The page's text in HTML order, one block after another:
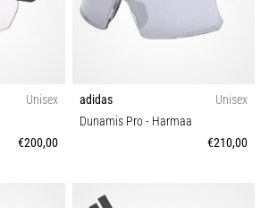
Unisex
€200,00
adidas
Unisex
Dunamis Pro- Harmaa
€210,00